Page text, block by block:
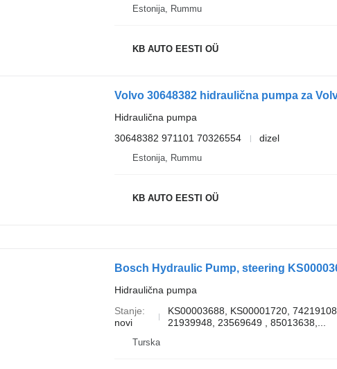
Estonija, Rummu
KB AUTO EESTI OÜ
Volvo 30648382 hidraulična pumpa za
Hidraulična pumpa
30648382 971101 70326554
dizel
Estonija, Rummu
KB AUTO EESTI OÜ
Bosch Hydraulic Pump, steering
Hidraulična pumpa
Stanje
novi
KS00003688, KS00001720,
21939948, 23569649 , 85013638,...
Turska